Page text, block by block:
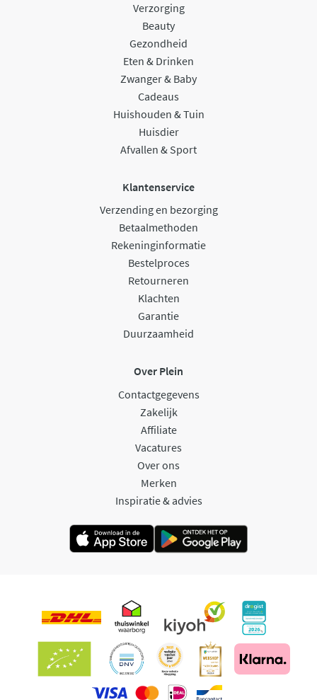
Verzorging
Beauty
Gezondheid
Eten & Drinken
Zwanger & Baby
Cadeaus
Huishouden & Tuin
Huisdier
Afvallen & Sport
Klantenservice
Verzending en bezorging
Betaalmethoden
Rekeninginformatie
Bestelproces
Retourneren
Klachten
Garantie
Duurzaamheid
Over Plein
Contactgegevens
Zakelijk
Affiliate
Vacatures
Over ons
Merken
Inspiratie & advies